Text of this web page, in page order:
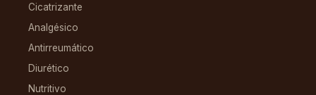
Cicatrizante
Analgésico
Antirreumático
Diurético
Nutritivo